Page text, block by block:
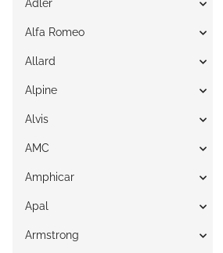
Adler
Alfa Romeo
Allard
Alpine
Alvis
AMC
Amphicar
Apal
Armstrong